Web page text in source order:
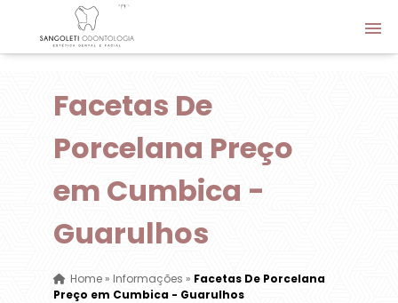
Facetas De
Porcelana Preço
em Cumbica -
Guarulhos
Home» Informações » Facetas De Porcelana
Preço em Cumbica - Guarulhos